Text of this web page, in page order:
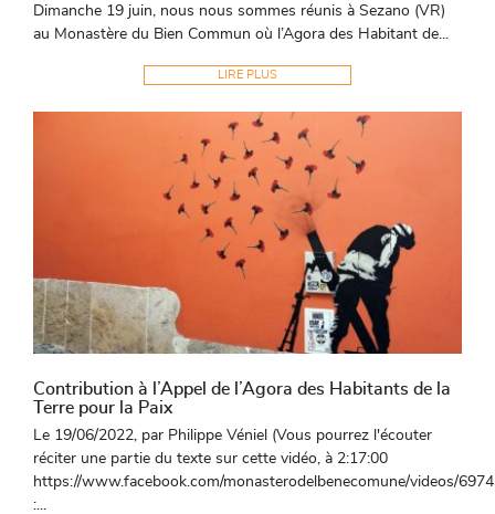
Dimanche 19 juin, nous nous sommes réunis à Sezano (VR)
au Monastère du Bien Commun où l’Agora des Habitant de...
LIRE PLUS
Contribution à l’Appel de l’Agora des Habitants de la
Terre pour la Paix
Le 19/06/2022, par Philippe Véniel (Vous pourrez l'écouter
réciter une partie du texte sur cette vidéo, à 2:17:00
https://www.facebook.com/monasterodelbenecomune/videos/
:...